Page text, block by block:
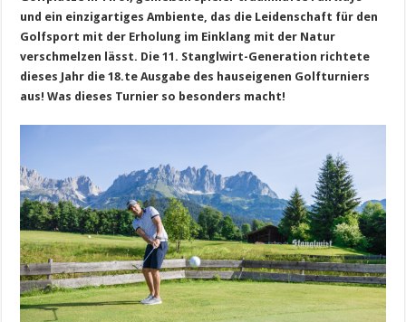
und ein einzigartiges Ambiente, das die Leidenschaft für den
Golfsport mit der Erholung im Einklang mit der Natur
verschmelzen lässt. Die 11. Stanglwirt-Generation richtete
dieses Jahr die 18.te Ausgabe des hauseigenen Golfturniers
aus! Was dieses Turnier so besonders macht!